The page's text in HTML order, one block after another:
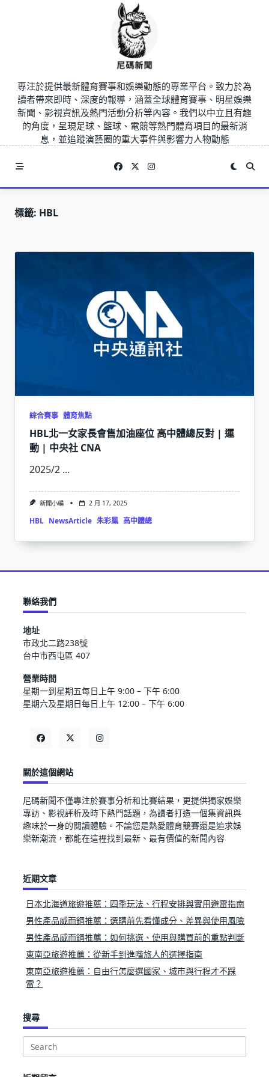
專注於提供最新體育賽事和娛樂動態的專業平台。致力於為
讀者帶來即時、深度的報導，涵蓋全球體育賽事、明星娛樂
新聞、影視資訊及熱門活動分析等內容。我們以中立且有趣
的角度，呈現足球、籃球、電競等熱門體育項目的最新消
息，並追蹤演藝圈的重大事件與影響力人物動態
標籤: HBL
綜合賽事 體育焦點
HBL北一女家長會售加油座位 高中體總反對 | 運
動 | 中央社 CNA
2025/2 ...
新聞小編 2 月 17, 2025
HBL NewsArticle 朱彩鳳 高中體總
聯絡我們
地址
市政北二路238號
台中市西屯區 407
營業時間
星期一到星期五每日上午 9:00 – 下午 6:00
星期六及星期日每日上午 12:00 – 下午 6:00
關於這個網站
尼碼新聞不僅專注於賽事分析和比賽結果，更提供獨家娛樂
專訪、影視評析及時下熱門話題，為讀者打造一個集資訊與
趣味於一身的閱讀體驗。不論您是熱愛體育競賽還是追求娛
樂新潮流，都能在這裡找到最新、最有價值的新聞內容
近期文章
日本北海道旅遊推薦：四季玩法、行程安排與實用避雷指南
男性產品威而鋼推薦：選購前先看懂成分、差異與使用風險
男性產品威而鋼推薦：如何挑選、使用與購買前的重點判斷
東南亞旅遊推薦：從新手到進階旅人的選擇指南
東南亞旅遊推薦：自由行怎麼選國家、城市與行程才不踩
雷？
搜尋
Search